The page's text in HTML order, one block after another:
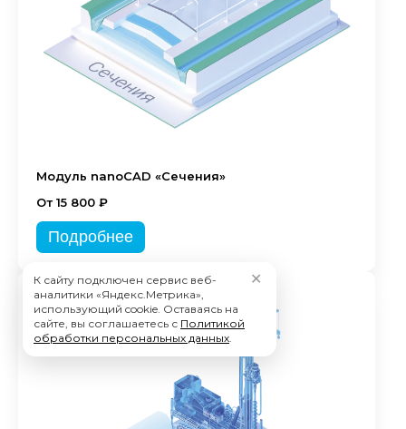
Модуль nanoCAD «Сечения»
От 15 800 ₽
Подробнее
К сайту подключен сервис веб-
аналитики «Яндекс.Метрика»,
использующий cookie. Оставаясь на
сайте, вы соглашаетесь с Политикой
обработки персональных данных.
✕